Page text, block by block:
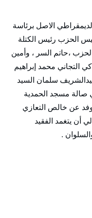
الاصل برئاسة
الحزب رئيس الكتلة
،حاتم السر ، وأمين
التجاني محمد إبراهيم
سلمان السيد
صالة مسجد الحمدية
عن خالص التعازي
أن يتغمد الفقيد
.